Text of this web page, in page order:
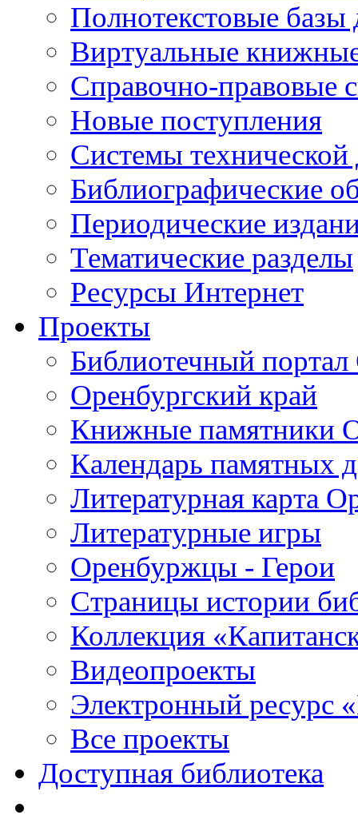
Полнотекстовые
Виртуальные
Справочно-правовые
Новые поступления
Cистемы
Библиографические
Периодические
Тематические разделы
Ресурсы Интернет
Проекты
Библиотечный портал
Оренбургский край
Книжные памятники
Календарь памятных
Литературная карта
Литературные игры
Оренбуржцы - Герои
Страницы истории
Коллекция
Видеопроекты
Электронный ресурс
Все проекты
Доступная библиотека